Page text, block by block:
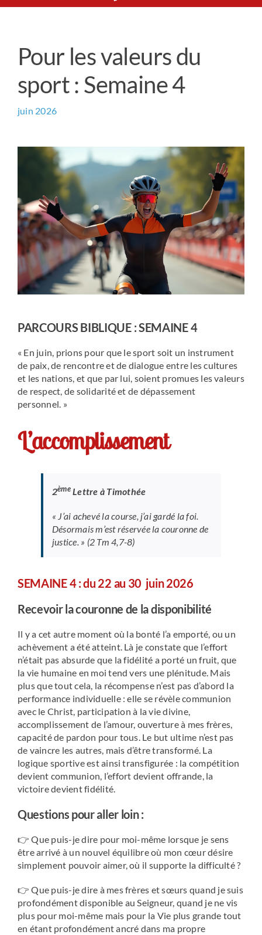
Prière universelle
News
Pour les valeurs du
sport : Semaine 4
juin 2026
PARCOURS BIBLIQUE : SEMAINE 4
« En juin, prions pour que le sport soit un instrument
de paix, de rencontre et de dialogue entre les cultures
et les nations, et que par lui, soient promues les valeurs
de respect, de solidarité et de dépassement
personnel. »
L’accomplissement
2èmeLettre à Timothée
« J’ai achevé la course, j’ai gardé la foi.
Désormais m’est réservée la couronne de
justice. » (2 Tm 4,7-8)
SEMAINE4 :du 22 au 30 juin 2026
Recevoir la couronne de la disponibilité
Il y a cet autre moment où la bonté l’a emporté, ou un
achèvement a été atteint. Là je constate que l’effort
n’était pas absurde que la fidélité a porté un fruit, que
la vie humaine en moi tend vers une plénitude. Mais
plus que tout cela, la récompense n’est pas d’abord la
performance individuelle : elle se révèle communion
avec le Christ, participation à la vie divine,
accomplissement de l’amour, ouverture à mes frères,
capacité de pardon pour tous. Le but ultime n’est pas
de vaincre les autres, mais d’être transformé. La
logique sportive est ainsi transfigurée : la compétition
devient communion, l’effort devient offrande, la
victoire devient fidélité.
Questions pour aller loin :
👉 Que puis-je dire pour moi-même lorsque je sens
être arrivé à un nouvel équilibre où mon cœur désire
simplement pouvoir aimer, où il supporte la difficulté ?
👉 Que puis-je dire à mes frères et sœurs quand je suis
profondément disponible au Seigneur, quand je ne vis
plus pour moi-même mais pour la Vie plus grande tout
en étant profondément ancré dans ma propre